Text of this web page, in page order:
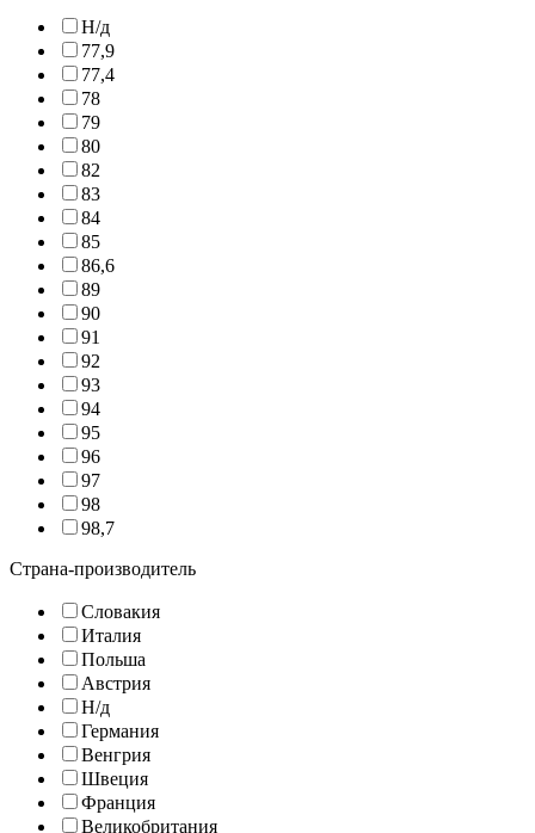
Н/д
77,9
77,4
78
79
80
82
83
84
85
86,6
89
90
91
92
93
94
95
96
97
98
98,7
Страна-производитель
Словакия
Италия
Польша
Австрия
Н/д
Германия
Венгрия
Швеция
Франция
Великобритания